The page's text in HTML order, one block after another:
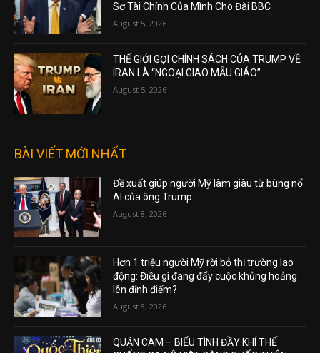
Sơ Tài Chính Của Mình Cho Đài BBC
August 5, 2026
THẾ GIỚI GỌI CHÍNH SÁCH CỦA TRUMP VỀ
IRAN LÀ “NGOẠI GIAO MẪU GIÁO”
August 5, 2026
BÀI VIẾT MỚI NHẤT
Đề xuất giúp người Mỹ làm giàu từ bùng nổ
AI của ông Trump
August 8, 2026
Hơn 1 triệu người Mỹ rời bỏ thị trường lao
động: Điều gì đang đẩy cuộc khủng hoảng
lên đỉnh điểm?
August 8, 2026
QUẬN CAM – BIỂU TÌNH ĐẦY KHÍ THẾ